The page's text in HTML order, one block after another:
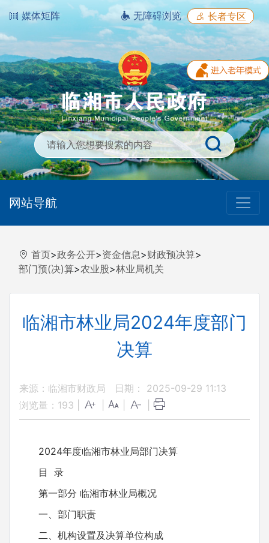
媒体矩阵 无障碍浏览 长者专区
网站导航
首页>政务公开>资金信息>财政预决算>
部门预(决)算>农业股>林业局机关
临湘市林业局2024年度部门
决算
来源：临湘市财政局
日期： 2025-09-29 11:13
浏览量： 193
2024年度临湘市林业局部门决算
目 录
第一部分 临湘市林业局概况
一、部门职责
二、机构设置及决算单位构成